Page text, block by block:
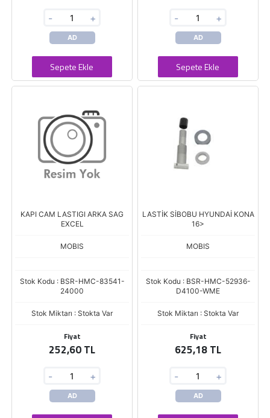
- +
AD
Sepete Ekle
- +
AD
Sepete Ekle
KAPI CAM LASTIGI ARKA SAG
EXCEL
MOBIS
Stok Kodu : BSR-HMC-83541-
24000
Stok Miktarı : Stokta Var
Fiyat
252,60 TL
- +
AD
LASTİK SİBOBU HYUNDAİ KONA
16>
MOBIS
Stok Kodu : BSR-HMC-52936-
D4100-WME
Stok Miktarı : Stokta Var
Fiyat
625,18 TL
- +
AD